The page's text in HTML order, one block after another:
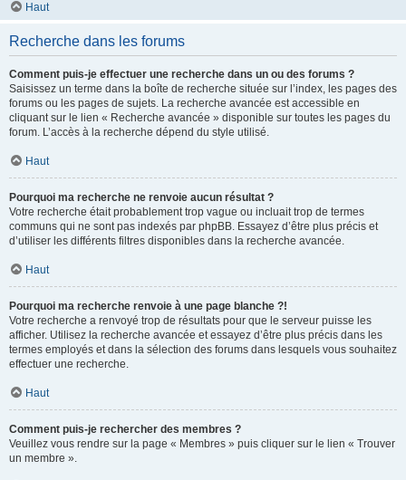
Haut
Recherche dans les forums
Comment puis-je effectuer une recherche dans un ou des forums ?
Saisissez un terme dans la boîte de recherche située sur l’index, les pages des
forums ou les pages de sujets. La recherche avancée est accessible en
cliquant sur le lien « Recherche avancée » disponible sur toutes les pages du
forum. L’accès à la recherche dépend du style utilisé.
Haut
Pourquoi ma recherche ne renvoie aucun résultat ?
Votre recherche était probablement trop vague ou incluait trop de termes
communs qui ne sont pas indexés par phpBB. Essayez d’être plus précis et
d’utiliser les différents filtres disponibles dans la recherche avancée.
Haut
Pourquoi ma recherche renvoie à une page blanche ?!
Votre recherche a renvoyé trop de résultats pour que le serveur puisse les
afficher. Utilisez la recherche avancée et essayez d’être plus précis dans les
termes employés et dans la sélection des forums dans lesquels vous souhaitez
effectuer une recherche.
Haut
Comment puis-je rechercher des membres ?
Veuillez vous rendre sur la page « Membres » puis cliquer sur le lien « Trouver
un membre ».